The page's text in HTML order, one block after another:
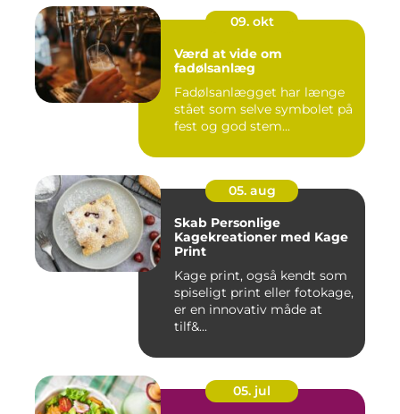
09. okt
Værd at vide om
fadølsanlæg
Fadølsanlægget har længe
stået som selve symbolet på
fest og god stem...
05. aug
Skab Personlige
Kagekreationer med Kage
Print
Kage print, også kendt som
spiseligt print eller fotokage,
er en innovativ måde at
tilf&...
05. jul